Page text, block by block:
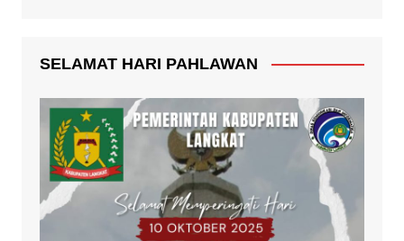
SELAMAT HARI PAHLAWAN